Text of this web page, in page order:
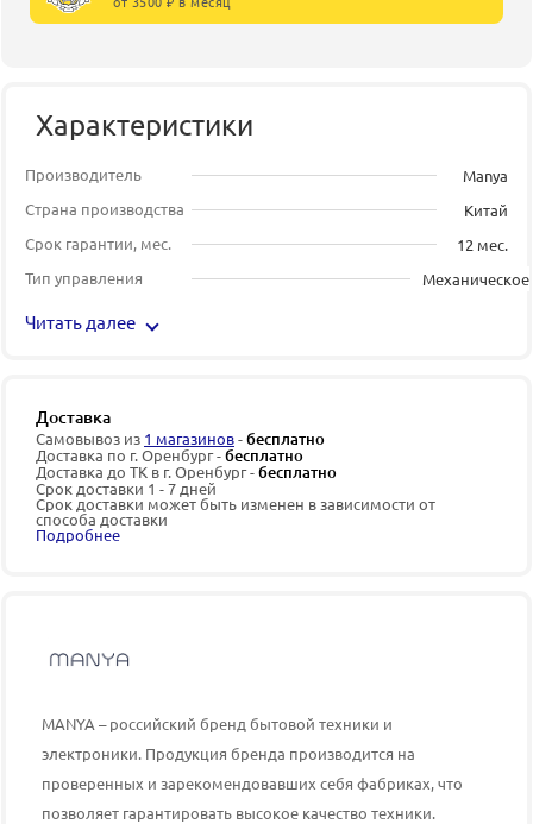
Характеристики
Производитель
Manya
Страна производства
Китай
Срок гарантии, мес.
12 мес.
Тип управления
Механическое
Читать далее
Доставка
Самовывоз из 1 магазинов-бесплатно
Доставка по г. Оренбург -бесплатно
Доставка до ТК в г. Оренбург -бесплатно
Срок доставки 1 - 7 дней
Срок доставки может быть изменен в зависимости от
способа доставки
Подробнее
MANYA – российский бренд бытовой техники и
электроники. Продукция бренда производится на
проверенных и зарекомендовавших себя фабриках, что
позволяет гарантировать высокое качество техники.